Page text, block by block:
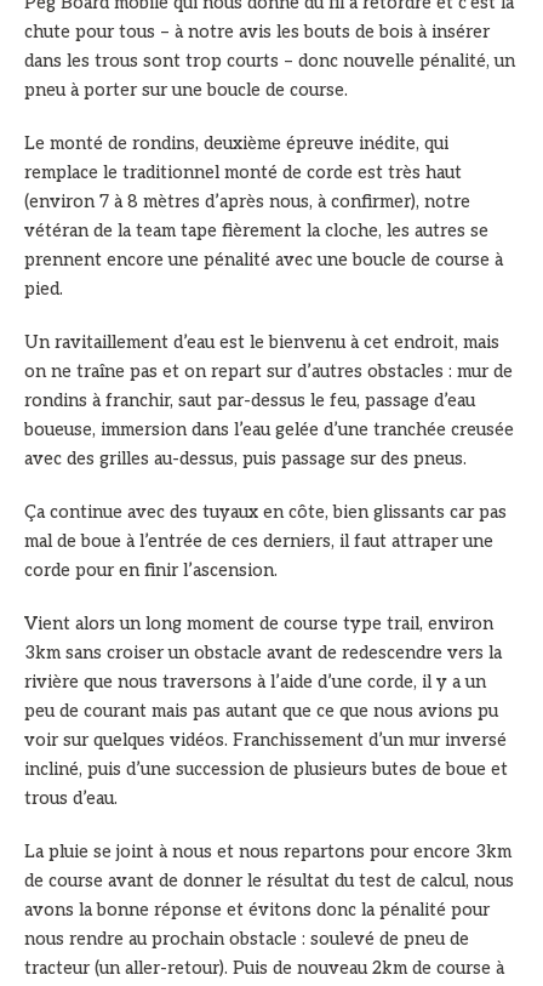
chute pour tous – à notre avis les bouts de bois à insérer
dans les trous sont trop courts – donc nouvelle pénalité, un
pneu à porter sur une boucle de course.
Le monté de rondins, deuxième épreuve inédite, qui
remplace le traditionnel monté de corde est très haut
(environ 7 à 8 mètres d’après nous, à confirmer), notre
vétéran de la team tape fièrement la cloche, les autres se
prennent encore une pénalité avec une boucle de course à
pied.
Un ravitaillement d’eau est le bienvenu à cet endroit, mais
on ne traîne pas et on repart sur d’autres obstacles : mur de
rondins à franchir, saut par-dessus le feu, passage d’eau
boueuse, immersion dans l’eau gelée d’une tranchée creusée
avec des grilles au-dessus, puis passage sur des pneus.
Ça continue avec des tuyaux en côte, bien glissants car pas
mal de boue à l’entrée de ces derniers, il faut attraper une
corde pour en finir l’ascension.
Vient alors un long moment de course type trail, environ
3km sans croiser un obstacle avant de redescendre vers la
rivière que nous traversons à l’aide d’une corde, il y a un
peu de courant mais pas autant que ce que nous avions pu
voir sur quelques vidéos. Franchissement d’un mur inversé
incliné, puis d’une succession de plusieurs butes de boue et
trous d’eau.
La pluie se joint à nous et nous repartons pour encore 3km
de course avant de donner le résultat du test de calcul, nous
avons la bonne réponse et évitons donc la pénalité pour
nous rendre au prochain obstacle : soulevé de pneu de
tracteur (un aller-retour). Puis de nouveau 2km de course à